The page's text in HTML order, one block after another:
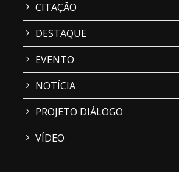
CITAÇÃO
DESTAQUE
EVENTO
NOTÍCIA
PROJETO DIÁLOGO
VÍDEO